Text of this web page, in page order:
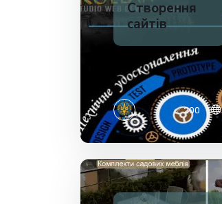
Створення
сайтів
✅ 200